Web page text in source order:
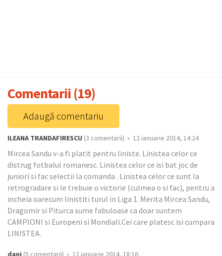
Comentarii (19)
Adaugă comentariu
ILEANA TRANDAFIRESCU (3 comentarii) • 12 ianuarie 2014, 14:24
Mircea Sandu v-a fi platit pentru liniste. Linistea celor ce
distrug fotbalul romanesc. Linistea celor ce isi bat joc de
juniori si fac selectii la comanda . Linistea celor ce sunt la
retrogradare si le trebuie o victorie (culmea o si fac), pentru a
incheia oarecum linistiti turul in Liga 1. Merita Mircea Sandu,
Dragomir si Piturca sume fabuloase ca doar suntem
CAMPIONI si Europeni si Mondiali.Cei care platesc isi cumpara
LINISTEA.
dani (5 comentarii) • 12 ianuarie 2014, 18:16